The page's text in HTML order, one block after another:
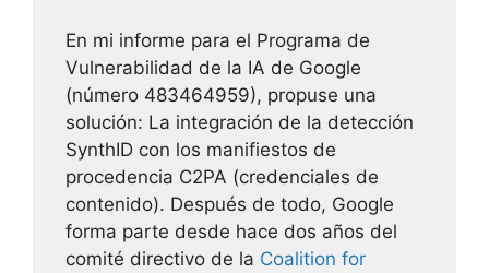
En mi informe para el Programa de
Vulnerabilidad de la IA de Google
(número 483464959), propuse una
solución: La integración de la detección
SynthID con los manifiestos de
procedencia C2PA (credenciales de
contenido). Después de todo, Google
forma parte desde hace dos años del
comité directivo de la Coalition for